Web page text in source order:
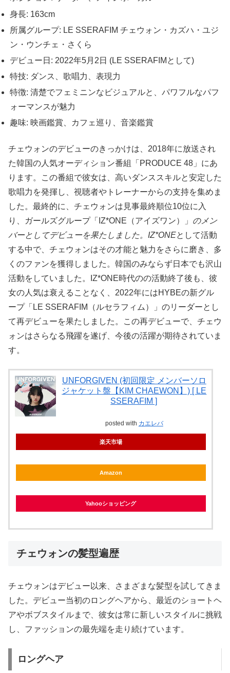
身長: 163cm
所属グループ: LE SSERAFIM チェウォン・カズハ・ユジ
ン・ウンチェ・さくら
デビュー日: 2022年5月2日 (LE SSERAFIMとして)
特技: ダンス、歌唱力、表現力
特徴: 清楚でフェミニンなビジュアルと、パワフルなパフ
ォーマンスが魅力
趣味: 映画鑑賞、カフェ巡り、音楽鑑賞
チェウォンのデビューのきっかけは、2018年に放送され
た韓国の人気オーディション番組「PRODUCE 48」にあ
ります。この番組で彼女は、高いダンススキルと安定した
歌唱力を発揮し、視聴者やトレーナーからの支持を集めま
した。最終的に、チェウォンは見事最終順位10位に入
り、ガールズグループ「IZ*ONE（アイズワン）」 のメン
バーとしてデビューを果たしました。IZ*ONEとして活動
する中で、チェウォンはその才能と魅力をさらに磨き、多
くのファンを獲得しました。韓国のみならず日本でも沢山
活動をしていました。IZ*ONE時代のの活動終了後も、彼
女の人気は衰えることなく、2022年にはHYBEの新グル
ープ「LE SSERAFIM（ルセラフィム）」のリーダーとし
て再デビューを果たしました。この再デビューで、チェウ
ォンはさらなる飛躍を遂げ、今後の活躍が期待されていま
す。
UNFORGIVEN (初回限定 メンバーソロ
ジャケット盤【KIM CHAEWON】) [ LE
SSERAFIM ]
posted with カエレバ
楽天市場
Amazon
Yahooショッピング
チェウォンの髪型遍歴
チェウォンはデビュー以来、さまざまな髪型を試してきま
した。デビュー当初のロングヘアから、最近のショートヘ
アやボブスタイルまで、彼女は常に新しいスタイルに挑戦
し、ファッションの最先端を走り続けています。
ロングヘア